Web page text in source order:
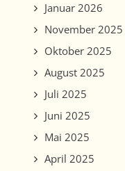
Januar 2026
November 2025
Oktober 2025
August 2025
Juli 2025
Juni 2025
Mai 2025
April 2025